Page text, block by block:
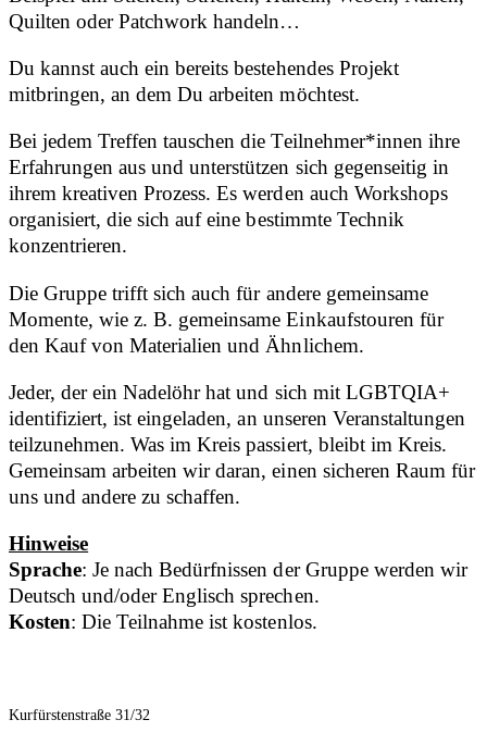
Quilten oder Patchwork handeln…
Du kannst auch ein bereits bestehendes Projekt
mitbringen, an dem Du arbeiten möchtest.
Bei jedem Treffen tauschen die Teilnehmer*innen ihre
Erfahrungen aus und unterstützen sich gegenseitig in
ihrem kreativen Prozess. Es werden auch Workshops
organisiert, die sich auf eine bestimmte Technik
konzentrieren.
Die Gruppe trifft sich auch für andere gemeinsame
Momente, wie z. B. gemeinsame Einkaufstouren für
den Kauf von Materialien und Ähnlichem.
Jeder, der ein Nadelöhr hat und sich mit LGBTQIA+
identifiziert, ist eingeladen, an unseren Veranstaltungen
teilzunehmen. Was im Kreis passiert, bleibt im Kreis.
Gemeinsam arbeiten wir daran, einen sicheren Raum für
uns und andere zu schaffen.
Hinweise
Sprache: Je nach Bedürfnissen der Gruppe werden wir
Deutsch und/oder Englisch sprechen.
Kosten: Die Teilnahme ist kostenlos.
Kurfürstenstraße 31/32